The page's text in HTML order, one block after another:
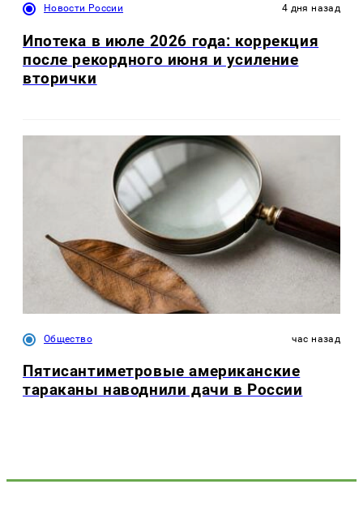
Новости России 4 дня назад
Ипотека в июле 2026 года: коррекция
после рекордного июня и усиление
вторички
Общество час назад
Пятисантиметровые американские
тараканы наводнили дачи в России